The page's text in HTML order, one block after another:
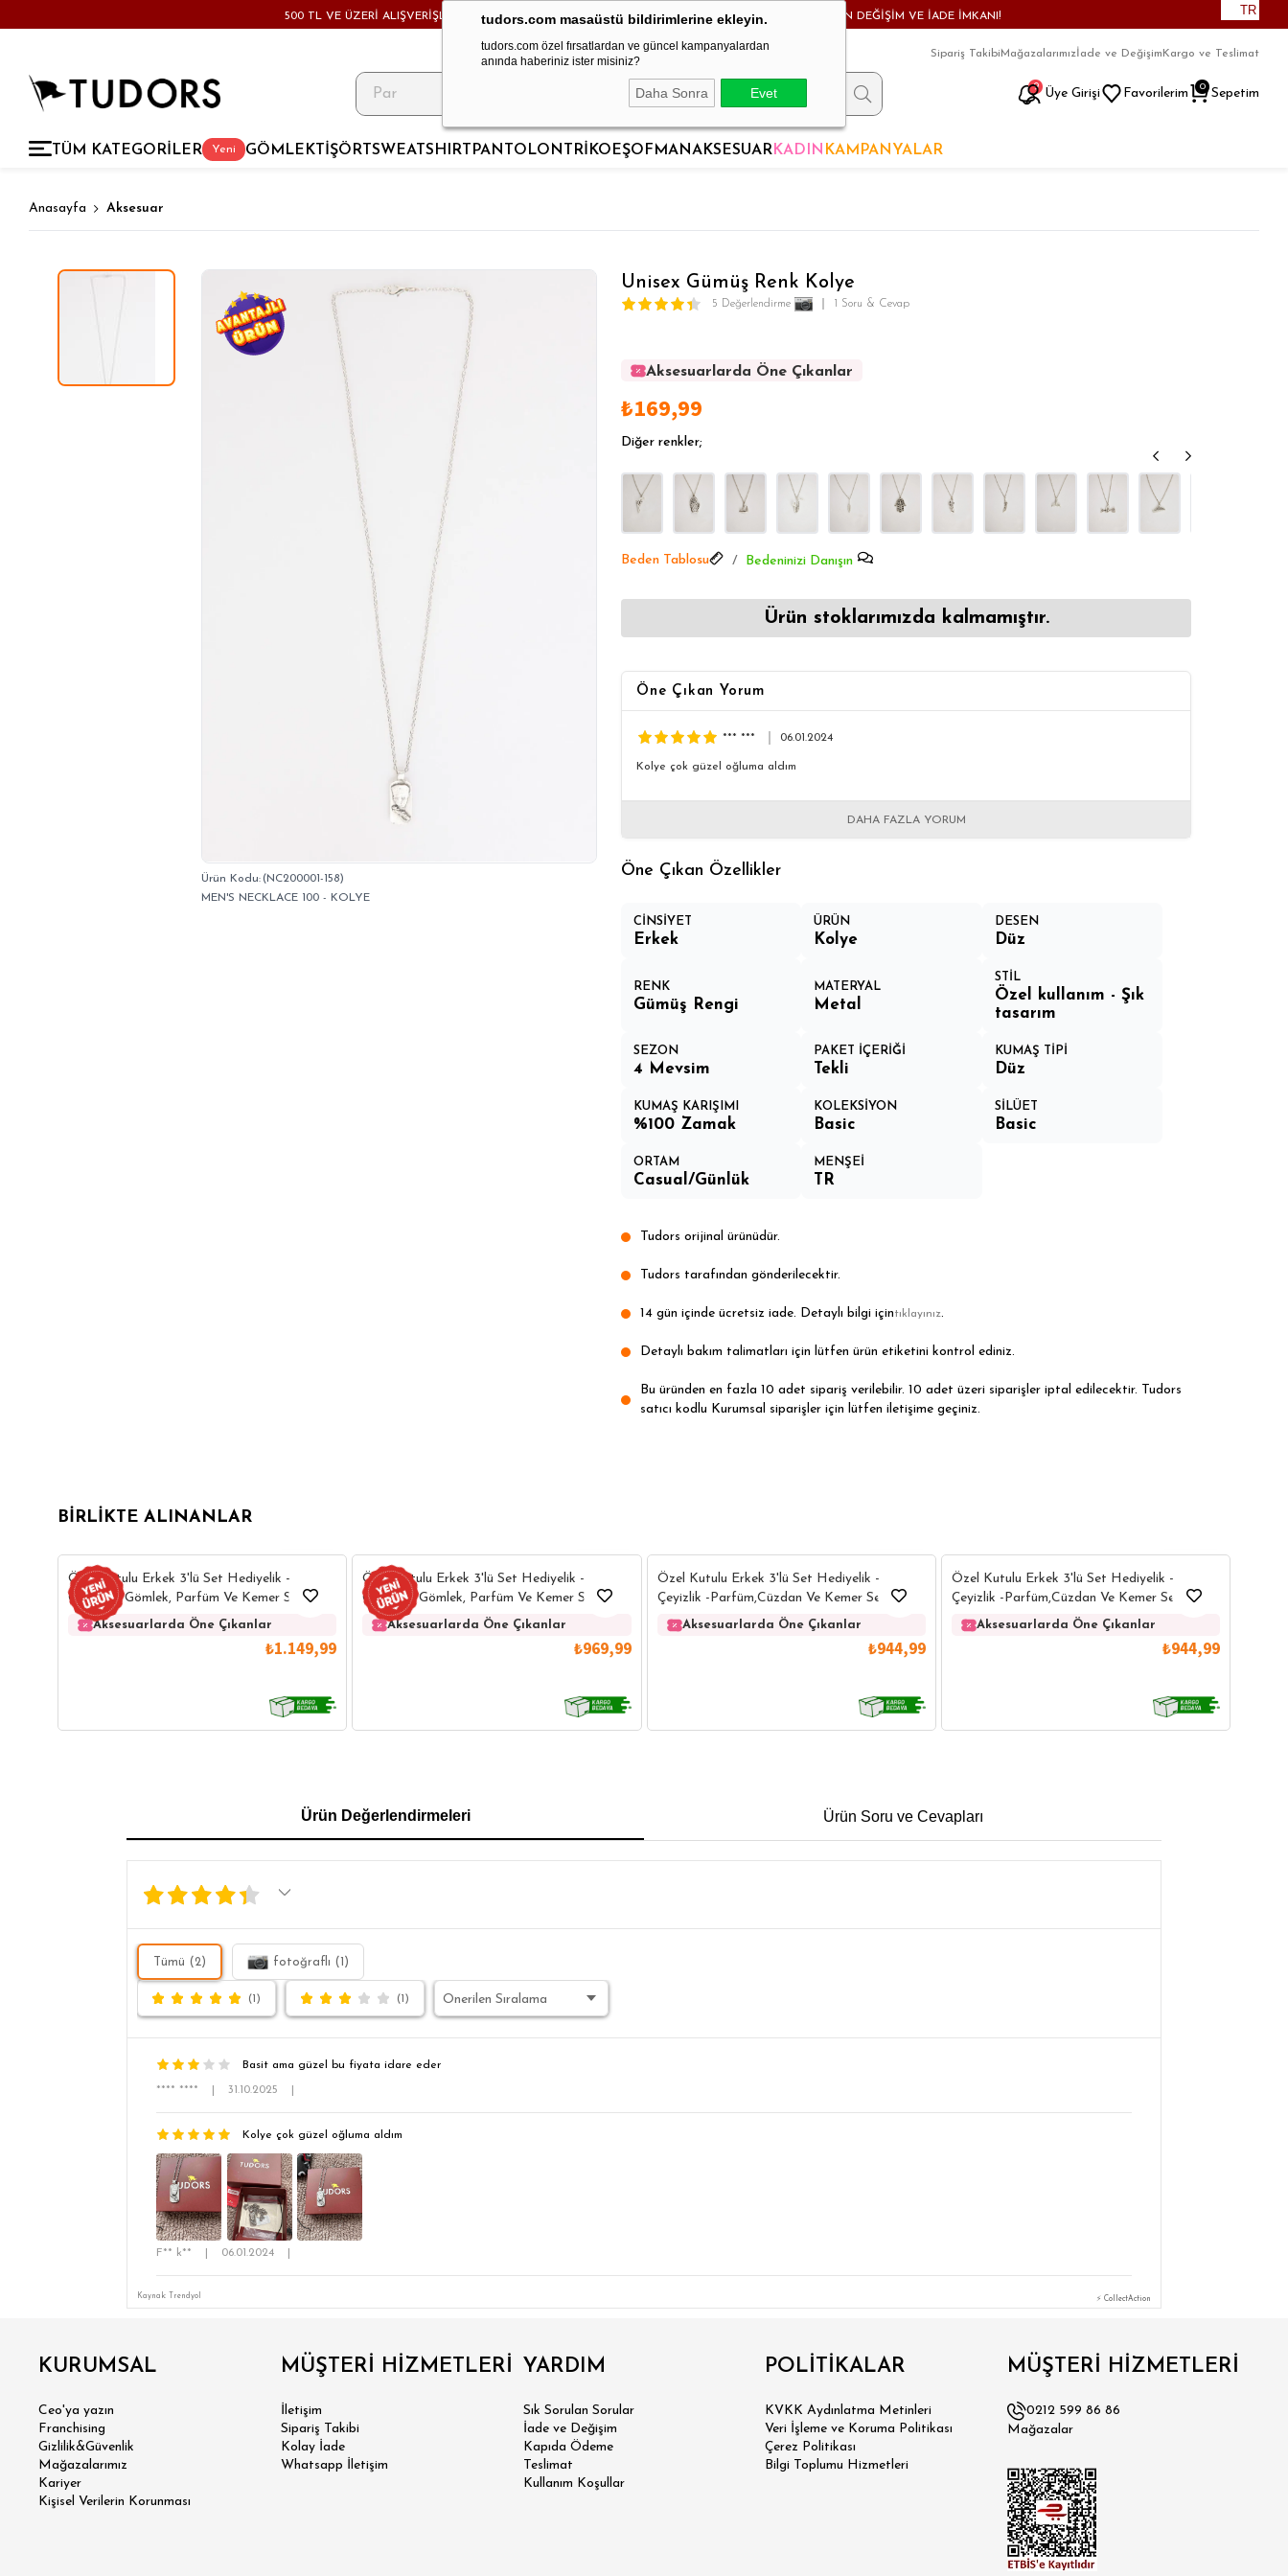
tudors.com masaüstü bildirimlerine ekleyin.
tudors.com özel fırsatlardan ve güncel kampanyalardan
anında haberiniz ister misiniz?
Daha Sonra Evet
500 TL VE ÜZERİ ALIŞVERİŞLERDE KARGO BEDAVA! - HAFTA İÇİ 24 SAATTE KARGODA! - MAĞAZADAN DEĞİŞİM VE İADE İMKANI! TR
9
Sipariş TakibiMağazalarımız İade ve Değişim Kargo ve Teslimat
Üye Girişi Favorilerim Sepetim
0
Yeni
TÜM KATEGORİLER GÖMLEK TİŞÖRT SWEATSHIRT PANTOLON TRİKO EŞOFMANAKSESUARKADIN KAMPANYALAR
Anasayfa Aksesuar
(NC200001-158)
MEN'S NECKLACE 100 - KOLYE
Unisex Gümüş Renk Kolye
5 Değerlendirme 1 Soru & Cevap
Aksesuarlarda Öne Çıkanlar
Aksesuarlarda Öne Çıkanlar
Aksesuarlarda Öne Çıkanlar
₺169,99
Diğer renkler;
Beden Tablosu Bedeninizi Danışın
Ürün stoklarımızda kalmamıştır.
Öne Çıkan Yorum
*** *** 06.01.2024
Kolye çok güzel oğluma aldım
DAHA FAZLA YORUM
Öne Çıkan Özellikler
CİNSİYET
Erkek
ÜRÜN
Kolye
DESEN
Düz
RENK
Gümüş Rengi
MATERYAL
Metal
STİL
Özel kullanım - Şık
tasarım
SEZON
4 Mevsim
PAKET İÇERİĞİ
Tekli
KUMAŞ TİPİ
Düz
KUMAŞ KARIŞIMI
%100 Zamak
KOLEKSİYON
Basic
SİLÜET
Basic
ORTAM
Casual/Günlük
MENŞEİ
TR
Tudors orijinal ürünüdür.
Tudors tarafından gönderilecektir.
14 gün içinde ücretsiz iade. Detaylı bilgi içintıklayınız.
Detaylı bakım talimatları için lütfen ürün etiketini kontrol ediniz.
Bu üründen en fazla 10 adet sipariş verilebilir. 10 adet üzeri siparişler iptal edilecektir. Tudors
satıcı kodlu Kurumsal siparişler için lütfen iletişime geçiniz.
BIRLIKTE ALINANLAR
Özel Kutulu Erkek 3'lü Set Hediyelik -
Çeyizlik - Gömlek, Parfüm Ve Kemer Seti
Aksesuarlarda Öne Çıkanlar
₺1.149,99
Özel Kutulu Erkek 3'lü Set Hediyelik -
Çeyizlik - Gömlek, Parfüm Ve Kemer Seti
Aksesuarlarda Öne Çıkanlar
₺969,99
Özel Kutulu Erkek 3'lü Set Hediyelik -
Çeyizlik -Parfüm,Cüzdan Ve Kemer Seti
Aksesuarlarda Öne Çıkanlar
₺944,99
Özel Kutulu Erkek 3'lü Set Hediyelik -
Çeyizlik -Parfüm,Cüzdan Ve Kemer Seti
Aksesuarlarda Öne Çıkanlar
₺944,99
Ürün Değerlendirmeleri Ürün Soru ve Cevapları
Tümü (2) fotoğraflı (1)
(1) (1)
Basit ama güzel bu fiyata idare eder
**** **** 31.10.2025
Kolye çok güzel oğluma aldım
F** k** 06.01.2024
Kaynak: Trendyol ⚡ CollectAction
KURUMSAL
Ceo'ya yazın
Franchising
Gizlilik&Güvenlik
Mağazalarımız
Kariyer
Kişisel Verilerin Korunması
MÜŞTERİ HİZMETLERİ
İletişim
Sipariş Takibi
Kolay İade
Whatsapp İletişim
YARDIM
Sık Sorulan Sorular
İade ve Değişim
Kapıda Ödeme
Teslimat
Kullanım Koşullar
POLİTİKALAR
KVKK Aydınlatma Metinleri
Veri İşleme ve Koruma Politikası
Çerez Politikası
Bilgi Toplumu Hizmetleri
MÜŞTERİ HİZMETLERİ
0212 599 86 86
Mağazalar